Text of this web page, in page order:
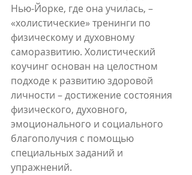
Нью-Йорке, где она училась, –
«холистические» тренинги по
физическому и духовному
саморазвитию. Холистический
коучинг основан на целостном
подходе к развитию здоровой
личности – достижение состояния
физического, духовного,
эмоционального и социального
благополучия с помощью
специальных заданий и
упражнений.